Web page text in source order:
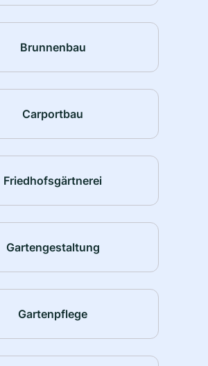
Brunnenbau
Carportbau
Friedhofsgärtnerei
Gartengestaltung
Gartenpflege